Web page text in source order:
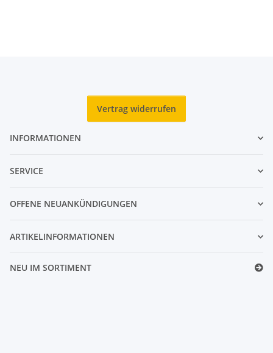
Vertrag widerrufen
INFORMATIONEN
SERVICE
OFFENE NEUANKÜNDIGUNGEN
ARTIKELINFORMATIONEN
NEU IM SORTIMENT